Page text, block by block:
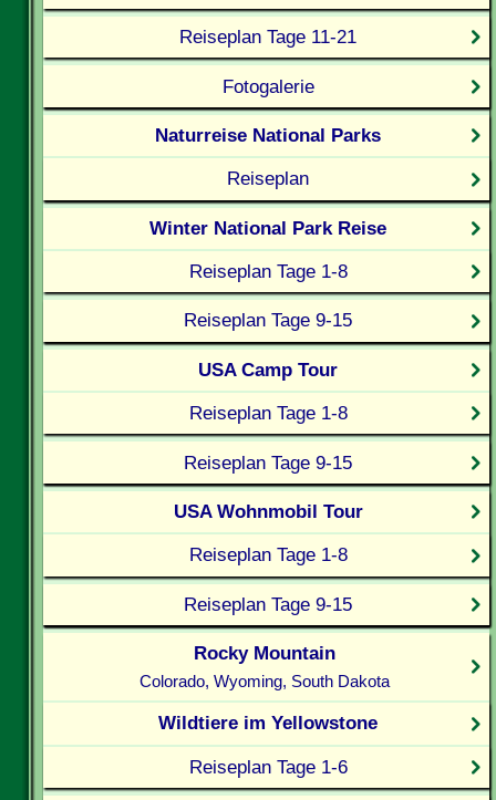
Reiseplan Tage 11-21
Fotogalerie
Naturreise National Parks
Reiseplan
Winter National Park Reise
Reiseplan Tage 1-8
Reiseplan Tage 9-15
USA Camp Tour
Reiseplan Tage 1-8
Reiseplan Tage 9-15
USA Wohnmobil Tour
Reiseplan Tage 1-8
Reiseplan Tage 9-15
Rocky Mountain
Colorado, Wyoming, South Dakota
Wildtiere im Yellowstone
Reiseplan Tage 1-6